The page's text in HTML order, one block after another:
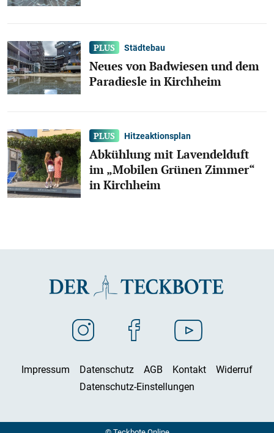
Städtebau
Neues von Badwiesen und dem
Paradiesle in Kirchheim
Hitzeaktionsplan
Abkühlung mit Lavendelduft
im „Mobilen Grünen Zimmer“
in Kirchheim
Impressum Datenschutz AGB Kontakt
Widerruf
Datenschutz-Einstellungen